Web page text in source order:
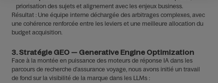
priorisation des sujets et alignement avec les enjeux business.
Résultat : Une équipe interne déchargée des arbitrages complexes, avec
une cohérence renforcée entre les leviers et une meilleure allocation du
budget acquisition.
3. Stratégie GEO — Generative Engine Optimization
Face à la montée en puissance des moteurs de réponse IA dans les
parcours de recherche d’assurance voyage, nous avons initié un travail
de fond sur la visibilité de la marque dans les LLMs :